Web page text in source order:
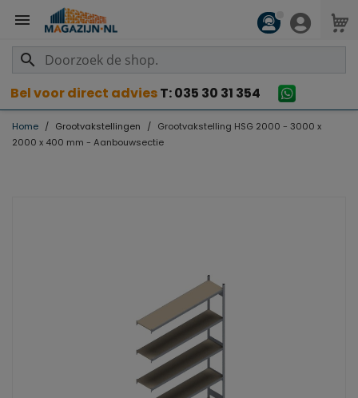

search
Bel voor direct adviesT: 035 30 31 354
Home Grootvakstellingen
Grootvakstelling HSG 2000 - 3000 x
2000 x 400 mm - Aanbouwsectie